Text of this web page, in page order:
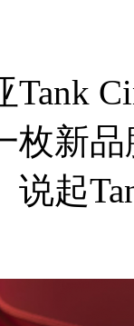
Tank
枚新
说起